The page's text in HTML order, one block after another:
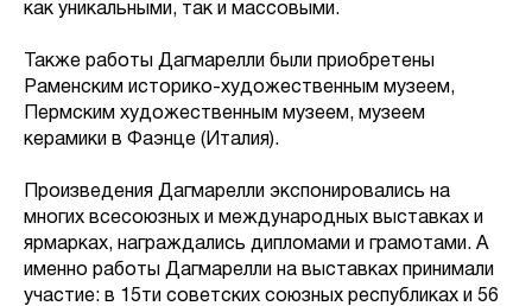
как уникальными, так и массовыми.
Также работы Дагмарелли были приобретены
Раменским историко-художественным музеем,
Пермским художественным музеем, музеем
керамики в Фаэнце (Италия).
Произведения Дагмарелли экспонировались на
многих всесоюзных и международных выставках и
ярмарках, награждались дипломами и грамотами. А
именно работы Дагмарелли на выставках принимали
участие: в 15ти советских союзных республиках и 56